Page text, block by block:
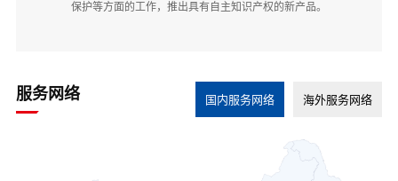
保护等方面的工作，推出具有自主知识产权的新产品。
服务网络 国内服务网络 海外服务网络